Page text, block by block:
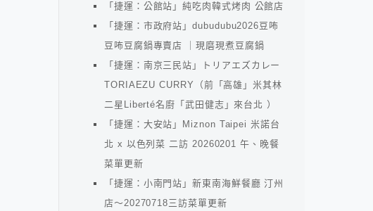
「捷運：公館站」純吃肉韓式烤肉 公館店
「捷運：市政府站」dubudubu2026豆咘
豆咘豆腐鍋專賣店 ｜現磨現煮豆腐鍋
「捷運：南京三民站」トリアエズカレー
TORIAEZU CURRY（前「高雄」米其林
二星Liberté名廚「武田健志」來台北 ）
「捷運：大安站」Miznon Taipei 米諾台
北 x 以色列菜 二訪 20260201 午、晚餐
菜單更新
「捷運：小南門站」新東南海鮮餐廳 汀州
店～20270718三訪菜單更新